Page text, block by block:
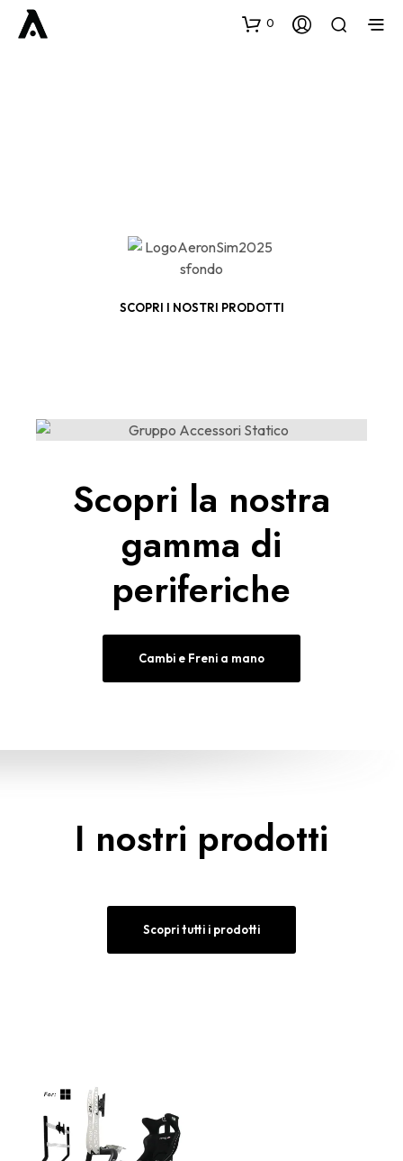
0
SCOPRI I NOSTRI PRODOTTI
Scopri la nostra
gamma di
periferiche
Cambi e Freni a mano
I nostri prodotti
Scopri tutti i prodotti